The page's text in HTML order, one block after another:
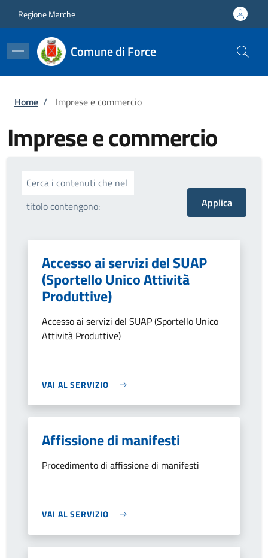
Regione Marche
Comune di Force
Briciole di pane
Home / Imprese e commercio
Imprese e commercio
Cerca i contenuti che nel
titolo contengono:
Accesso ai servizi del SUAP
(Sportello Unico Attività
Produttive)
Accesso ai servizi del SUAP (Sportello Unico
Attività Produttive)
VAI AL SERVIZIO
Affissione di manifesti
Procedimento di affissione di manifesti
VAI AL SERVIZIO